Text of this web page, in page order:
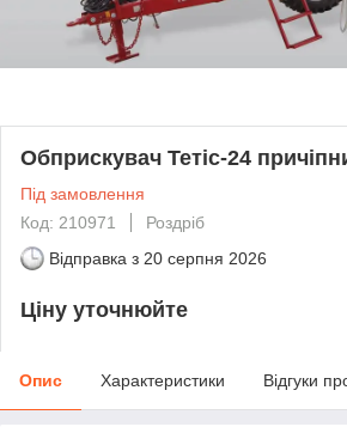
Обприскувач Тетіс-24
Під замовлення
Код: 210971
Роздріб
Відправка з 20 серпня 2026
Ціну уточнюйте
Опис Характеристики Відгуки